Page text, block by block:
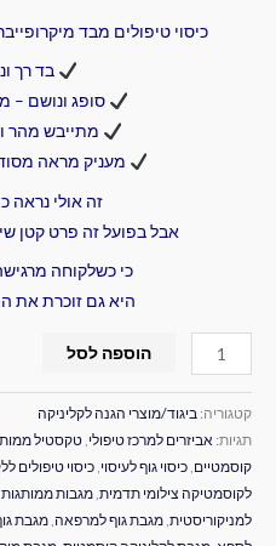
כיסוי טיפולים מבד
בד רך
סופג ונושם –
מתייבש מהר
מעניק מראה
זה אולי נראה
אבל בפועל זה פרט קטן
כי כשלקוחה
היא גם זוכרת את
הוספה לסל
קטגוריה: ביגוד/מוצרי הגנה לקליניקה
תגיות: אביזרים למרכז טיפולי טקסטיל
קוסמטיים כיסוי גוף לעיסוי כיסוי טיפולים
לקוסמטיקה צילומי תדמית מגבות ממותגות
למניקוריסטית מגבת גוף למרפאה מגבת